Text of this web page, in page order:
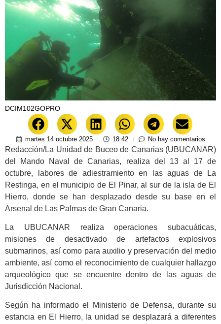
DCIM102GOPRO
martes 14 octubre 2025 18:42 No hay comentarios
Redacción/La Unidad de Buceo de Canarias (UBUCANAR)
del Mando Naval de Canarias, realiza del 13 al 17 de
octubre, labores de adiestramiento en las aguas de La
Restinga, en el municipio de El Pinar, al sur de la isla de El
Hierro, donde se han desplazado desde su base en el
Arsenal de Las Palmas de Gran Canaria.
La UBUCANAR realiza operaciones subacuáticas,
misiones de desactivado de artefactos explosivos
submarinos, así como para auxilio y preservación del medio
ambiente, así como el reconocimiento de cualquier hallazgo
arqueológico que se encuentre dentro de las aguas de
Jurisdicción Nacional.
Según ha informado el Ministerio de Defensa, durante su
estancia en El Hierro, la unidad se desplazará a diferentes